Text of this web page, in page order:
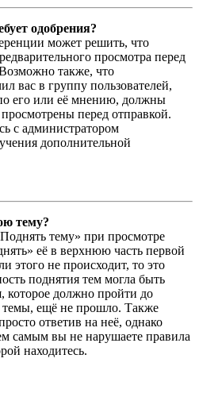
одобрения?
может решить, что
просмотра перед
также, что
вас в группу пользователей,
его или её мнению, должны
перед отправкой.
с администратором
дополнительной
тему?
тему» при просмотре
её в верхнюю часть первой
этого не происходит, то это
поднятия тем могла быть
которое должно пройти до
темы, ещё не прошло. Также
ответив на неё, однако
самым вы не нарушаете правила
находитесь.